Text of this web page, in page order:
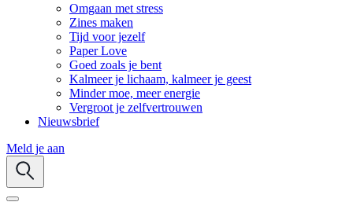
Omgaan met stress
Zines maken
Tijd voor jezelf
Paper Love
Goed zoals je bent
Kalmeer je lichaam, kalmeer je geest
Minder moe, meer energie
Vergroot je zelfvertrouwen
Nieuwsbrief
Meld je aan